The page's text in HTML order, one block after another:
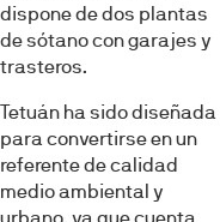
dispone de dos plantas
de sótano con garajes y
trasteros.
Tetuán ha sido diseñada
para convertirse en un
referente de calidad
medio ambiental y